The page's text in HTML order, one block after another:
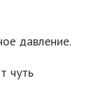
давление.
чуть